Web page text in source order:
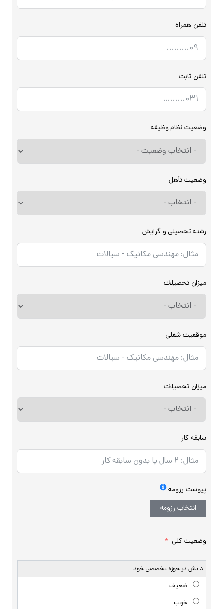
تلفن همراه
تلفن ثابت
وضعیت نظام وظیفه
وضعیت تأهل
رشته تحصیلی و گرایش
میزان تحصیلات
موقعیت شغلی
میزان تحصیلات
سابقه کار
پیوست رزومه
انتخاب رزومه
وضعیت کلی
دانش در حوزه تخصصی خود